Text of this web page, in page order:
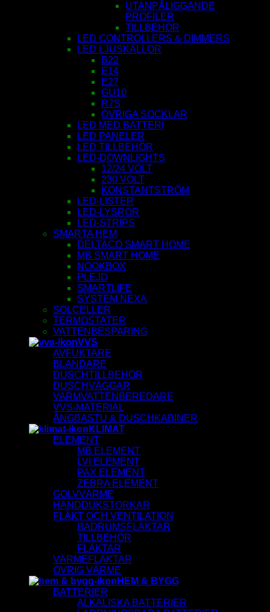
UTANPÅLIGGANDE
PROFILER
TILLBEHÖR
LED CONTROLLERS & DIMMERS
LED LJUSKÄLLOR
B22
E14
E27
GU10
R7S
ÖVRIGA SOCKLAR
LED MED BATTERI
LED PANELER
LED TILLBEHÖR
LED-DOWNLIGHTS
12/24 VOLT
230 VOLT
KONSTANTSTRÖM
LED-LISTER
LED-LYSRÖR
LED-STRIPS
SMARTA HEM
DELTACO SMART HOME
MB SMART HOME
NOOKBOX
PLEJD
SMARTLIFE
SYSTEM NEXA
SOLCELLER
TERMOSTATER
VATTENBESPARING
VVS
AVFUKTARE
BLANDARE
DUSCHTILLBEHÖR
DUSCHVÄGGAR
VARMVATTENBEREDARE
VVS-MATERIAL
ÅNGBASTU & DUSCHKABINER
KLIMAT
ELEMENT
MB ELEMENT
LVI ELEMENT
PAX ELEMENT
ZEBRA ELEMENT
GOLVVÄRME
HANDDUKSTORKAR
FLÄKT OCH VENTILATION
BADRUMSFLÄKTAR
TILLBEHÖR
FLÄKTAR
VÄRMEFLÄKTAR
ÖVRIG VÄRME
HEM & BYGG
BATTERIER
ALKALISKA BATTERIER